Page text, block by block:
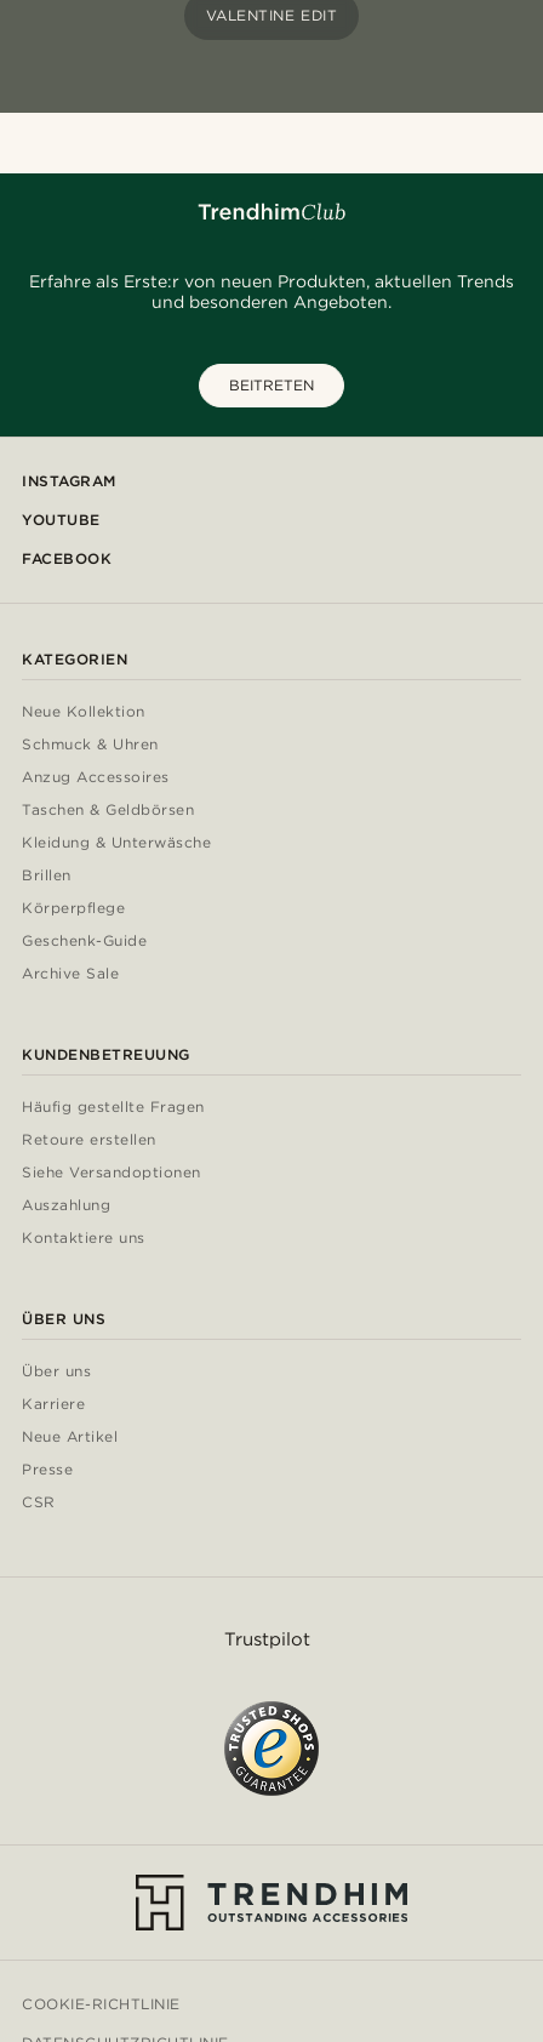
VALENTINE EDIT
Erfahre als Erste:r von neuen Produkten, aktuellen Trends
und besonderen Angeboten.
BEITRETEN
INSTAGRAM
YOUTUBE
FACEBOOK
KATEGORIEN
Neue Kollektion
Schmuck & Uhren
Anzug Accessoires
Taschen & Geldbörsen
Kleidung & Unterwäsche
Brillen
Körperpflege
Geschenk-Guide
Archive Sale
KUNDENBETREUUNG
Häufig gestellte Fragen
Retoure erstellen
Siehe Versandoptionen
Auszahlung
Kontaktiere uns
ÜBER UNS
Über uns
Karriere
Neue Artikel
Presse
CSR
Trustpilot
COOKIE-RICHTLINIE